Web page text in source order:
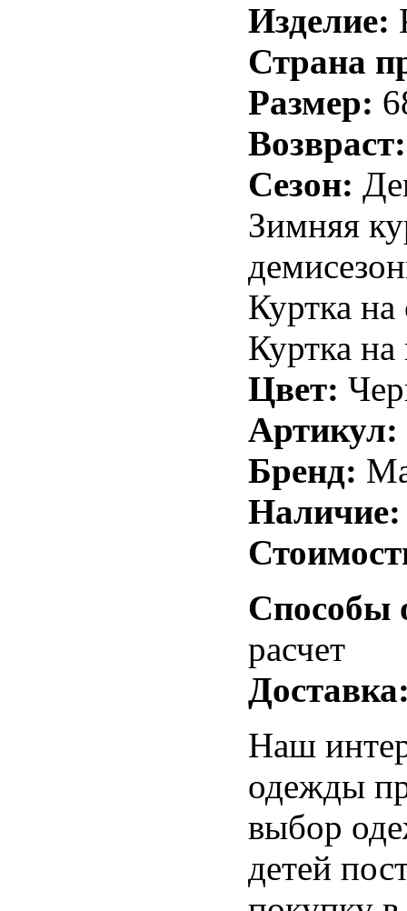
Изделие:
Страна
Размер:
Возвраст:
Сезон:
Зимняя
Куртка
Куртка на
Цвет:
Артикул:
Бренд:
Наличие:
Способы
расчет
Наш
одежды
выбор
детей